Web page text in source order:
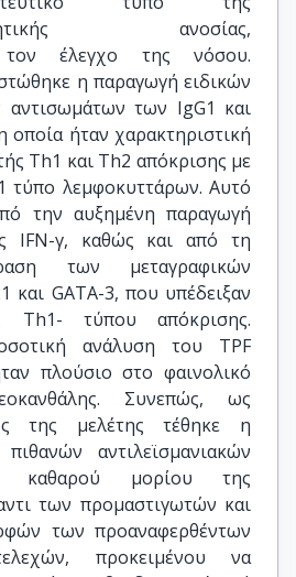
ανοσίας,
τον έλεγχο της νόσου.
η παραγωγή ειδικών
αντισωμάτων των IgG1 και
οποία ήταν χαρακτηριστική
Th1 και Th2 απόκρισης με
τύπο λεμφοκυττάρων. Αυτό
την αυξημένη παραγωγή
IFN-γ, καθώς και από τη
των μεταγραφικών
και GATA-3, που υπέδειξαν
Th1- τύπου απόκρισης.
ανάλυση του TPF
πλούσιο στο φαινολικό
Συνεπώς, ως
της μελέτης τέθηκε η
αντιλεϊσμανιακών
καθαρού μορίου της
των προμαστιγωτών και
των προαναφερθέντων
προκειμένου να